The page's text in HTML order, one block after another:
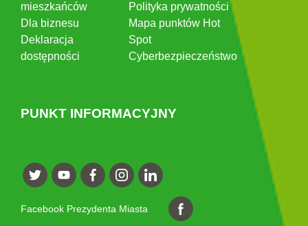
mieszkańców
Dla biznesu
Deklaracja
dostępności
Polityka prywatności
Mapa punktów Hot
Spot
Cyberbezpieczeństwo
PUNKT INFORMACYJNY
Facebook Prezydenta Miasta